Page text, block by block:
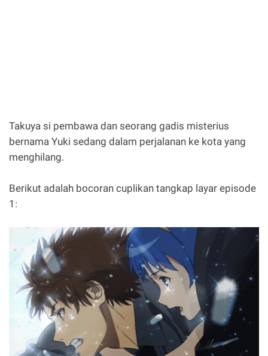
Takuya si pembawa dan seorang gadis misterius
bernama Yuki sedang dalam perjalanan ke kota yang
menghilang.
Berikut adalah bocoran cuplikan tangkap layar episode
1: